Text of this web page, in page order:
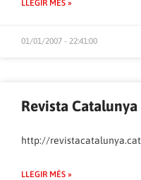
LLEGIR MÉS »
01/01/2007 - 22:41:00
Revista Catalunya
http://revistacatalunya.cat
LLEGIR MÉS »